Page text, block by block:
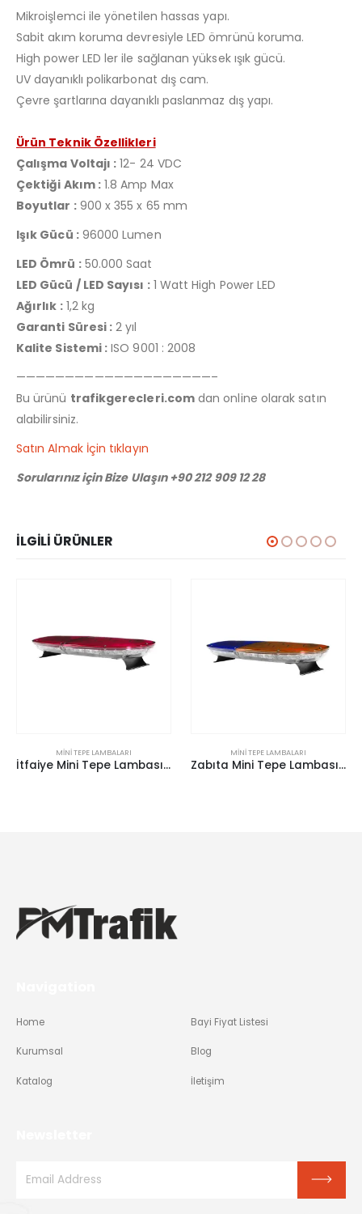
Mikroişlemci ile yönetilen hassas yapı.
Sabit akım koruma devresiyle LED ömrünü koruma.
High power LED ler ile sağlanan yüksek ışık gücü.
UV dayanıklı polikarbonat dış cam.
Çevre şartlarına dayanıklı paslanmaz dış yapı.
Ürün Teknik Özellikleri
Çalışma Voltajı : 12- 24 VDC
Çektiği Akım :1.8 Amp Max
Boyutlar :900 x 355 x 65 mm
Işık Gücü :96000 Lumen
LED Ömrü :50.000 Saat
LED Gücü / LED Sayısı :1 Watt High Power LED
Ağırlık :1,2 kg
Garanti Süresi : 2 yıl
Kalite Sistemi : ISO 9001 : 2008
————————————————————–
Bu ürünü trafikgerecleri.comdan online olarak satın
alabilirsiniz.
Satın Almak İçin tıklayın
Sorularınız için Bize Ulaşın +90 212 909 12 28
İLGILI ÜRÜNLER
İtfaiye Mini Tepe Lambası Space E-48
MINI TEPE LAMBALARI
Zabıta Mini Tepe Lambası Space E-36
MINI TEPE LAMBALARI
Home
Kurumsal
Katalog
Bayi Fiyat Listesi
Blog
İletişim